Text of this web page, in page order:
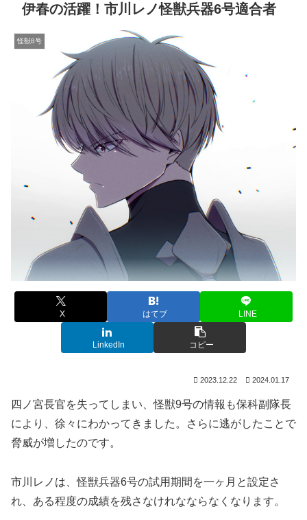
伊春の活躍！市川レノ怪獣兵器6号適合者
怪獣8号
X はてブ LINE
LinkedIn コピー
2023.12.22 2024.01.17
四ノ宮長官を失ってしまい、怪獣9号の情報も保科副隊長
により、徐々にわかってきました。さらに逃がしたことで
脅威が増したのです。
市川レノは、怪獣兵器6号の試用期間を一ヶ月と設定さ
れ、ある程度の成績を残さなけれなならなくなります。